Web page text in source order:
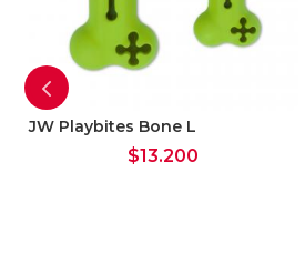
JW Playbites Bone L
$13.200